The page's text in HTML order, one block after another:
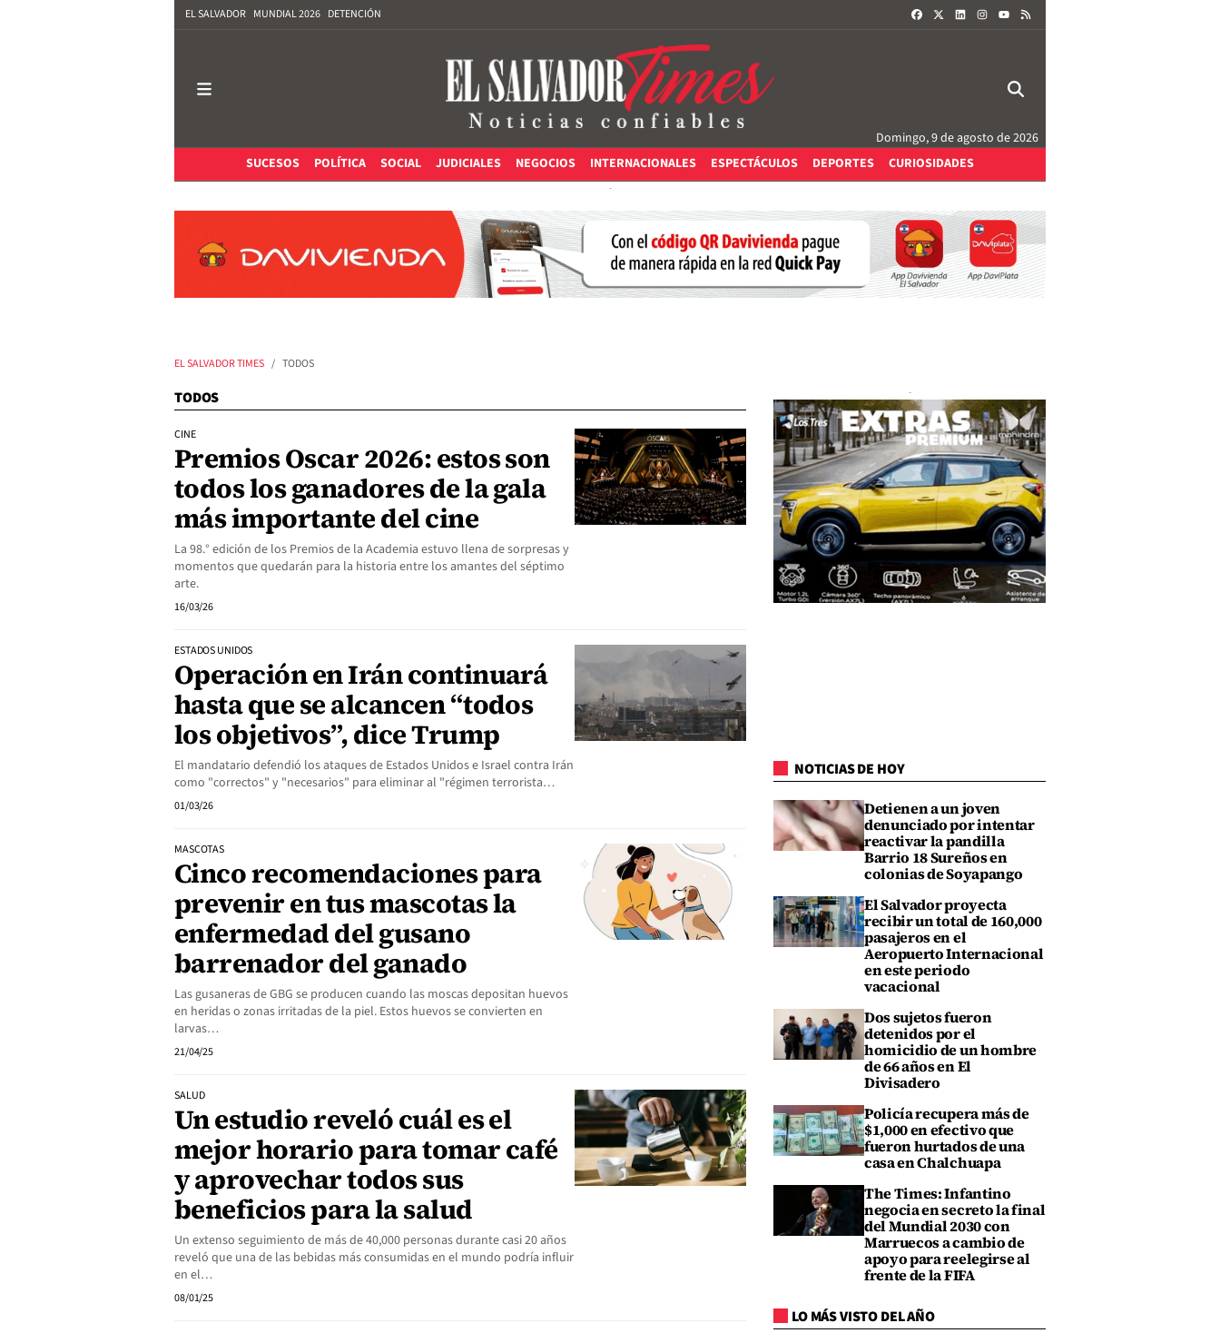
EL SALVADOR MUNDIAL 2026 DETENCIÓN FACEBOOKLINKEDININSTAGRAM
Domingo, 9 de agosto de 2026
SUCESOS
POLÍTICA SOCIAL JUDICIALES NEGOCIOS INTERNACIONALES ESPECTÁCULOS DEPORTES CURIOSIDADES
EL SALVADOR TIMES TODOS
TODOS
CINE
Premios Oscar 2026: estos son
todos los ganadores de la gala
más importante del cine
La 98.° edición de los Premios de la Academia estuvo llena de sorpresas y
momentos que quedarán para la historia entre los amantes del séptimo
arte.
16/03/26
ESTADOS UNIDOS
Operación en Irán continuará
hasta que se alcancen “todos
los objetivos”, dice Trump
El mandatario defendió los ataques de Estados Unidos e Israel contra Irán
como "correctos" y "necesarios" para eliminar al "régimen terrorista…
01/03/26
MASCOTAS
Cinco recomendaciones para
prevenir en tus mascotas la
enfermedad del gusano
barrenador del ganado
Las gusaneras de GBG se producen cuando las moscas depositan huevos
en heridas o zonas irritadas de la piel. Estos huevos se convierten en
larvas…
21/04/25
SALUD
Un estudio reveló cuál es el
mejor horario para tomar café
y aprovechar todos sus
beneficios para la salud
Un extenso seguimiento de más de 40,000 personas durante casi 20 años
reveló que una de las bebidas más consumidas en el mundo podría influir
en el…
08/01/25
NOTICIAS DE HOY
Detienen a un joven
denunciado por intentar
reactivar la pandilla
Barrio 18 Sureños en
colonias de Soyapango
El Salvador proyecta
recibir un total de 160,000
pasajeros en el
Aeropuerto Internacional
en este periodo
vacacional
Dos sujetos fueron
detenidos por el
homicidio de un hombre
de 66 años en El
Divisadero
Policía recupera más de
$1,000 en efectivo que
fueron hurtados de una
casa en Chalchuapa
The Times: Infantino
negocia en secreto la final
del Mundial 2030 con
Marruecos a cambio de
apoyo para reelegirse al
frente de la FIFA
LO MÁS VISTO DEL AÑO